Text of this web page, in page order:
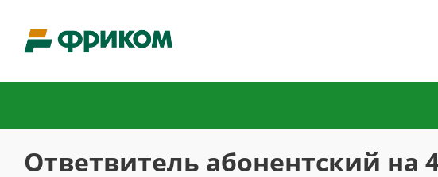
Ответвитель абонентский на